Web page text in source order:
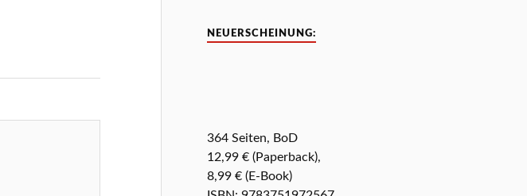
NEUERSCHEINUNG:
364 Seiten, BoD
12,99 € (Paperback),
8,99 € (E-Book)